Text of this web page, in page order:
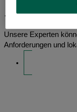
Unsere Experten
Anforderungen und